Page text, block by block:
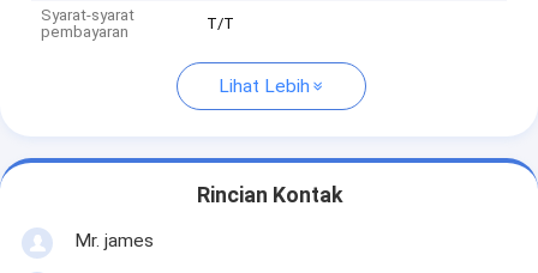
Syarat-syarat
pembayaran
T/T
Lihat Lebih
Rincian Kontak
Mr. james